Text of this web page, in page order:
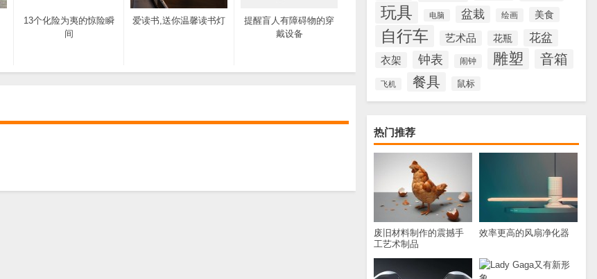
玩具 电脑 盆栽 绘画 美食
自行车 艺术品 花瓶 花盆
衣架 钟表 闹钟 雕塑 音箱
飞机 餐具 鼠标
热门推荐
废旧材料制作的震撼手
工艺术制品
效率更高的风扇净化器
13个化险为夷的惊险瞬
间
爱读书,送你温馨读书灯
提醒盲人有障碍物的穿
戴设备